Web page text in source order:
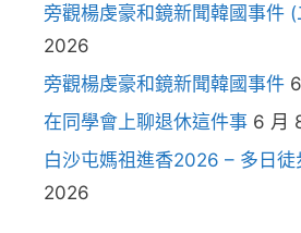
旁觀楊虔豪和鏡新聞韓國事件 (
2026
旁觀楊虔豪和鏡新聞韓國事件
在同學會上聊退休這件事 6 月
白沙屯媽祖進香2026 – 多日徒
2026